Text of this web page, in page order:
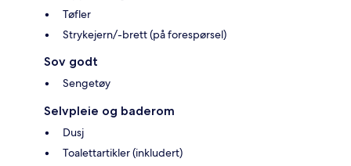
Tøfler
Strykejern/-brett (på forespørsel)
Sov godt
Sengetøy
Selvpleie og baderom
Dusj
Toalettartikler (inkludert)